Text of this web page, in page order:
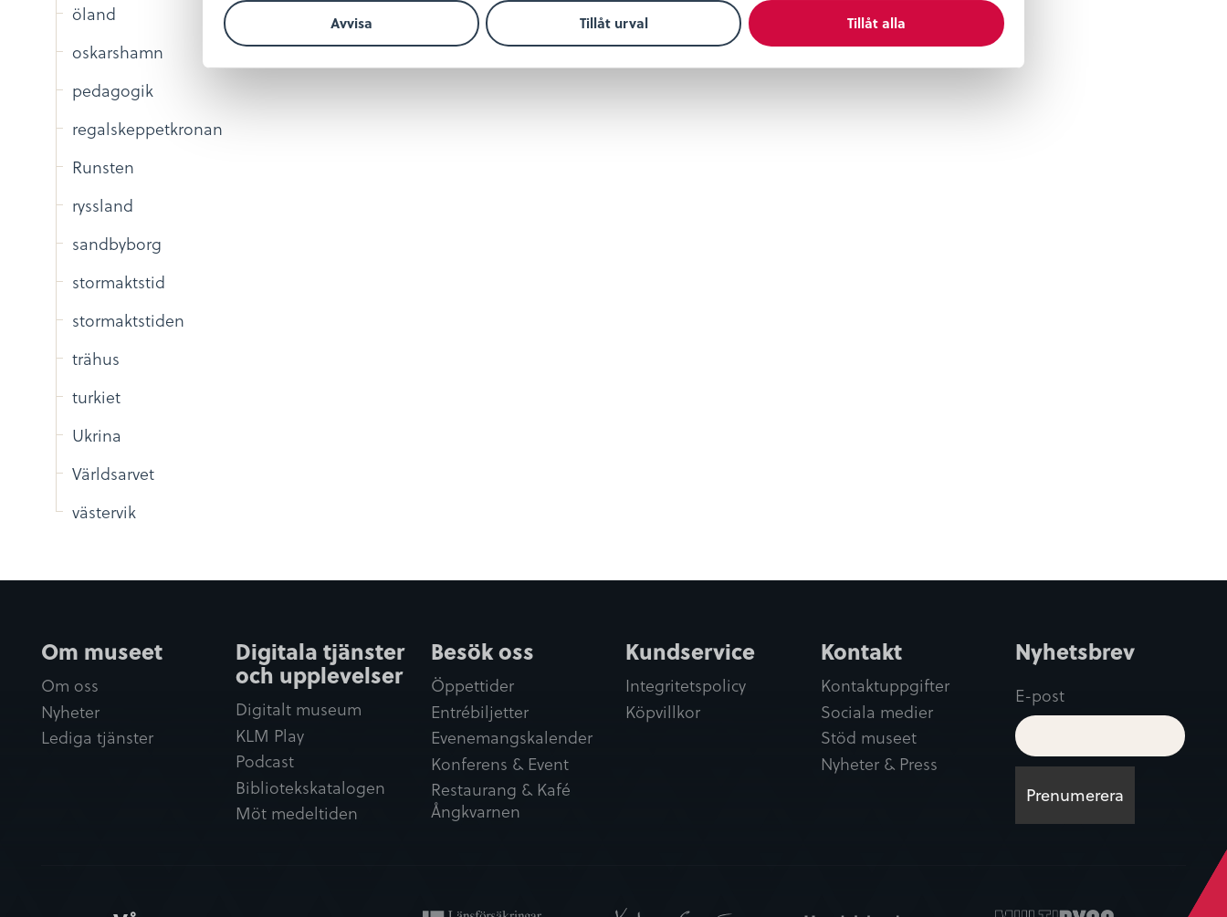
s
l
Avvisa Tillåt urval Tillåt alla
öland
oskarshamn
pedagogik
regalskeppetkronan
Runsten
ryssland
sandbyborg
stormaktstid
stormaktstiden
trähus
turkiet
Ukrina
Världsarvet
västervik
Om museet
Om oss
Nyheter
Lediga tjänster
Digitala tjänster
och upplevelser
Digitalt museum
KLM Play
Podcast
Bibliotekskatalogen
Möt medeltiden
Besök oss
Öppettider
Entrébiljetter
Evenemangskalender
Konferens & Event
Restaurang & Kafé
Ångkvarnen
Kundservice
Integritetspolicy
Köpvillkor
Kontakt
Kontaktuppgifter
Sociala medier
Stöd museet
Nyheter & Press
Nyhetsbrev
E-post